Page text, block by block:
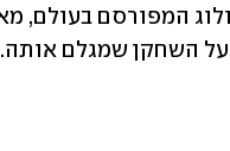
על השחקן שמגלם אותה.